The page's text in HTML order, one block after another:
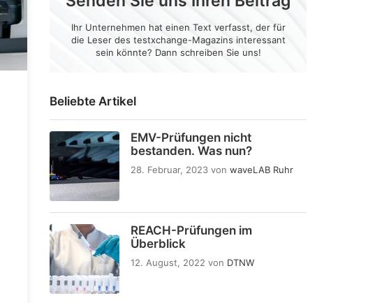
Beliebte Artikel
EMV-Prüfungen nicht
bestanden. Was nun?
28. Februar, 2023 von waveLAB Ruhr
REACH-Prüfungen im
Überblick
12. August, 2022 von DTNW
Ihr Unternehmen hat einen Text verfasst, der für
die Leser des testxchange-Magazins interessant
sein könnte? Dann schreiben Sie uns!